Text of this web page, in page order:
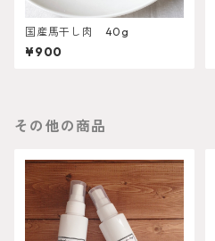
国産馬干し肉 40g
¥900
その他の商品